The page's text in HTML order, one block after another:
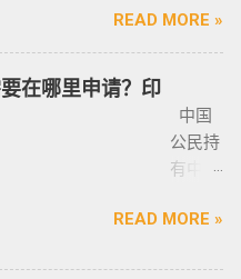
带枪支外出的人，必须以合
种持有枪支的许可证： 类别
类别 2 -最多拥有5支枪 类别
类别 4 -最多拥有15支枪 类
照，被扣护照后面的处理方
菲律宾黑名单以后怎么再入
返回去了，并且还想再来菲
可以联系我们帮您洗黑直接
个工作日，洗好了以后再入
，包入境的。 如果您需要了
返回国的流程是什么？ 1. 先
a...
品类； 4、车牌要注意是不是
为现在两年以上的车牌基
你不知道去哪里换贴牌也是
大部分人英语都不太好，贴
车牌的车牌号不是同一个号
钥匙一般是2-三把，2把自动1
发的移民绿卡，持有者可以自
律宾永居。 申请条件一般
款类和房产投资类。 现金
请人的年龄需在50岁以上：
元，多一个人需另存款1.5万
款冻结在银行，不能用于
投资类： （1）存款可全
，但可用于出租； （3）
人无须
就能做
完报
道。做
报道后
于新冠疫情，2020 年仅交付
2019 年的 11,200套和过去
。 ●菲律宾998不动产机构
注于为华人在菲律宾马尼拉
期房投资、炒楼花、现房买
来越多的华人对菲律宾旅游
兴趣,居外网菲律宾房地产网,
宾房子,来居外投资菲律宾房
READ MORE »
在哪里申请？印
中国
公民持
有中国
要菲律
READ MORE »